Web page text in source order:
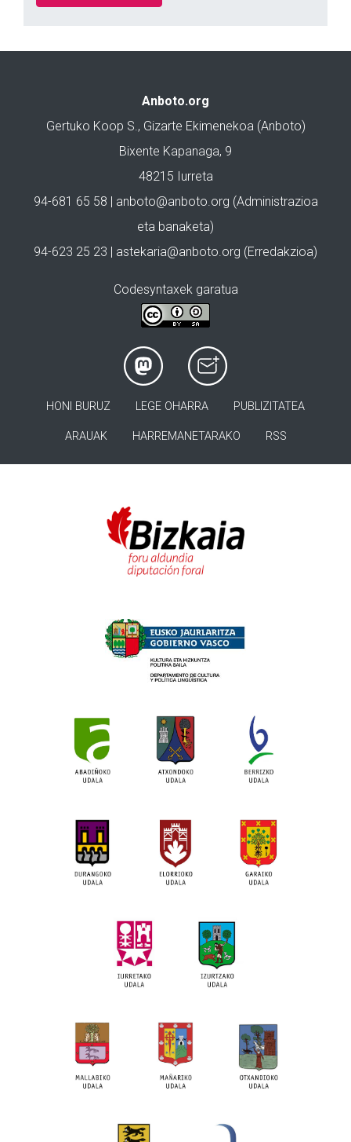
Anboto.org
Gertuko Koop S., Gizarte Ekimenekoa (Anboto)
Bixente Kapanaga, 9
48215 Iurreta
94-681 65 58 | anboto@anboto.org (Administrazioa
eta banaketa)
94-623 25 23 | astekaria@anboto.org (Erredakzioa)
Codesyntaxek garatua
HONI BURUZ LEGE OHARRA PUBLIZITATEA
ARAUAK HARREMANETARAKO RSS